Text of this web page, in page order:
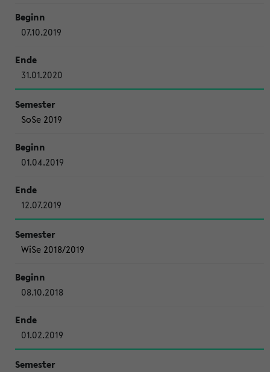
07.10.2019
31.01.2020
SoSe 2019
01.04.2019
12.07.2019
WiSe 2018/2019
08.10.2018
01.02.2019